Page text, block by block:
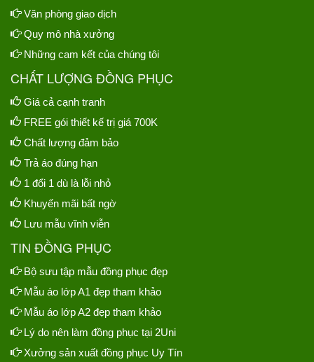
Văn phòng giao dịch
Quy mô nhà xưởng
Những cam kết của chúng tôi
CHẤT LƯỢNG ĐỒNG PHỤC
Giá cả cạnh tranh
FREE gói thiết kế trị giá 700K
Chất lượng đảm bảo
Trả áo đúng hạn
1 đổi 1 dù là lỗi nhỏ
Khuyến mãi bất ngờ
Lưu mẫu vĩnh viễn
TIN ĐỒNG PHỤC
Bộ sưu tập mẫu đồng phục đẹp
Mẫu áo lớp A1 đẹp tham khảo
Mẫu áo lớp A2 đẹp tham khảo
Lý do nên làm đồng phục tại 2Uni
Xưởng sản xuất đồng phục Uy Tín